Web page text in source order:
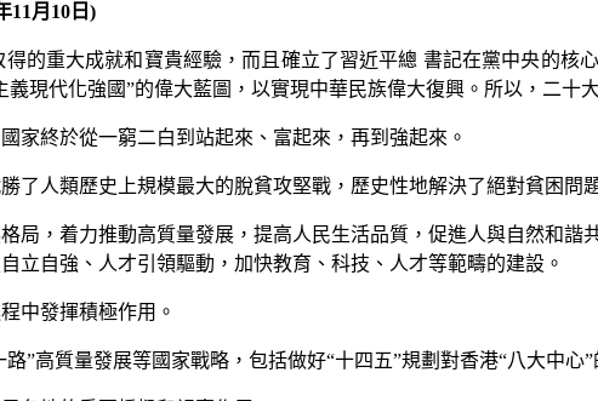
11月10日)
的重大成就和寶貴經驗，而且確立了習近平總 書記在黨中央的核
現代化強國”的偉大藍圖，以實現中華民族偉大復興。所以，二十
家終於從一窮二白到站起來、富起來，再到強起來。
了人類歷史上規模最大的脫貧攻堅戰，歷史性地解決了絕對貧困問
局，着力推動高質量發展，提高人民生活品質，促進人與自然和諧
立自強、人才引領驅動，加快教育、科技、人才等範疇的建設。
中發揮積極作用。
”高質量發展等國家戰略，包括做好“十四五”規劃對香港“八大中心